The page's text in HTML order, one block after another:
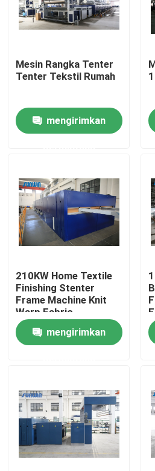
Rumah
Kontak
Produk
Mesin Stenter Tekstil
Mesin Stenter Udara Panas
Mesin Pengering Tekstil
Mesin Pengaturan Panas Kain
Mesin Rangka Tenter
Tenter Tekstil Rumah
mengirimkan
210KW Home Textile
Finishing Stenter
Frame Machine Knit
Warp Fabric
mengirimkan